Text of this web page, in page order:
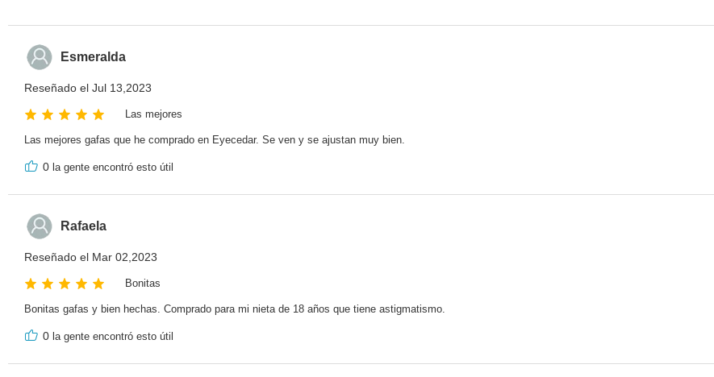
Esmeralda
Reseñado el Jul 13,2023
Las mejores
Las mejores gafas que he comprado en Eyecedar. Se ven y se ajustan muy bien.
0 la gente encontró esto útil
Rafaela
Reseñado el Mar 02,2023
Bonitas
Bonitas gafas y bien hechas. Comprado para mi nieta de 18 años que tiene astigmatismo.
0 la gente encontró esto útil